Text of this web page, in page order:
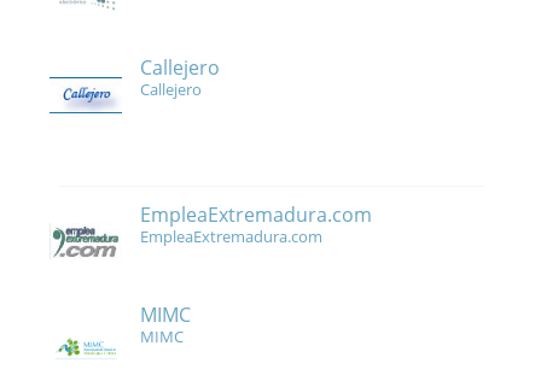
Callejero
Callejero
EmpleaExtremadura.com
EmpleaExtremadura.com
MIMC
MIMC